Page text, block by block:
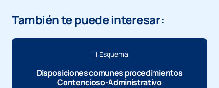
También te puede interesar:
Esquema
Disposiciones comunes procedimientos
Contencioso-Administrativo